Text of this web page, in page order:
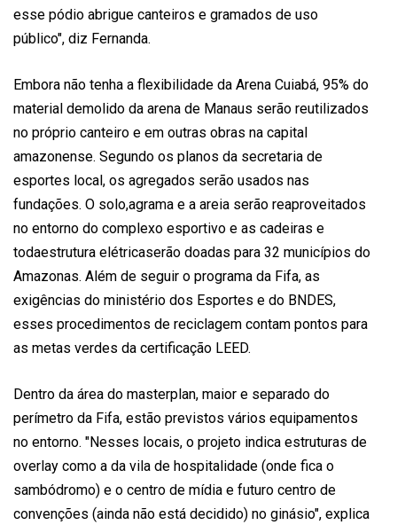
esse pódio abrigue canteiros e gramados de uso
público", diz Fernanda.
Embora não tenha a flexibilidade da Arena Cuiabá, 95% do
material demolido da arena de Manaus serão reutilizados
no próprio canteiro e em outras obras na capital
amazonense. Segundo os planos da secretaria de
esportes local, os agregados serão usados nas
fundações. O solo,agrama e a areia serão reaproveitados
no entorno do complexo esportivo e as cadeiras e
todaestrutura elétricaserão doadas para 32 municípios do
Amazonas. Além de seguir o programa da Fifa, as
exigências do ministério dos Esportes e do BNDES,
esses procedimentos de reciclagem contam pontos para
as metas verdes da certificação LEED.
Dentro da área do masterplan, maior e separado do
perímetro da Fifa, estão previstos vários equipamentos
no entorno. "Nesses locais, o projeto indica estruturas de
overlay como a da vila de hospitalidade (onde fica o
sambódromo) e o centro de mídia e futuro centro de
convenções (ainda não está decidido) no ginásio", explica